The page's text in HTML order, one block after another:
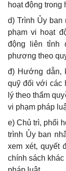
hoạt động trong
d) Trình Ủy ban
phạm vi hoạt
động liên tỉnh
phương theo
đ) Hướng dẫn,
quỹ đối với các
lý theo thẩm
vi phạm pháp
e) Chủ trì, phối
trình Ủy ban
xem xét, quyết
chính sách